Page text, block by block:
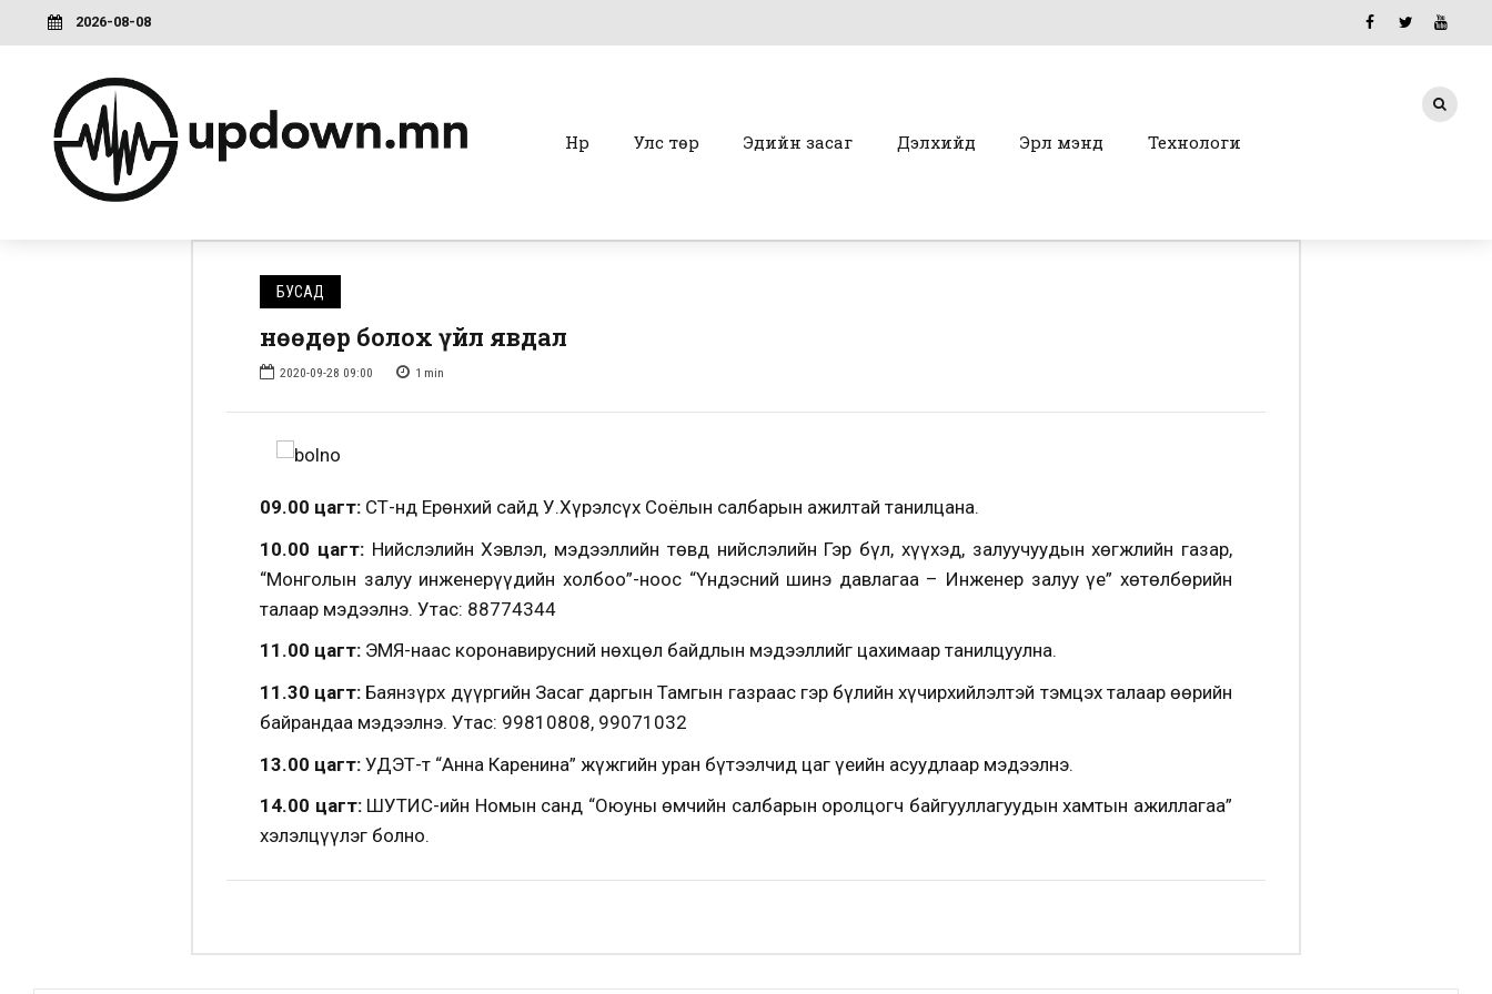
2026-08-08
Нүүр Улс төр Эдийн засаг Дэлхийд Эрүүл мэнд Технологи
БУСАД
Өнөөдөр болох үйл явдал
2020-09-28 09:00 1 min
09.00 цагт: СТӨ-нд Ерөнхий сайд У.Хүрэлсүх Соёлын салбарын ажилтай танилцана.
10.00 цагт:Нийслэлийн Хэвлэл, мэдээллийн төвд нийслэлийн Гэр бүл, хүүхэд, залуучуудын хөгжлийн газар,
“Монголын залуу инженерүүдийн холбоо”-ноос “Үндэсний шинэ давлагаа – Инженер залуу үе” хөтөлбөрийн
талаар мэдээлнэ. Утас: 88774344
11.00 цагт: ЭМЯ-наас коронавирусний нөхцөл байдлын мэдээллийг цахимаар танилцуулна.
11.30 цагт: Баянзүрх дүүргийн Засаг даргын Тамгын газраас гэр бүлийн хүчирхийлэлтэй тэмцэх талаар өөрийн
байрандаа мэдээлнэ. Утас: 99810808, 99071032
13.00 цагт: УДЭТ-т “Анна Каренина” жүжгийн уран бүтээлчид цаг үеийн асуудлаар мэдээлнэ.
14.00 цагт:ШУТИС-ийн Номын санд “Оюуны өмчийн салбарын оролцогч байгууллагуудын хамтын ажиллагаа”
хэлэлцүүлэг болно.